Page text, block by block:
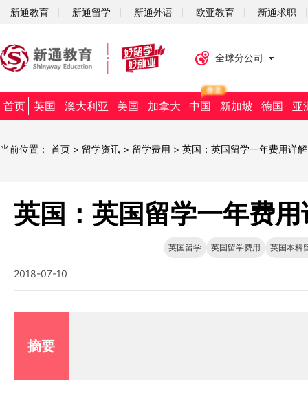
新通教育 新通留学 新通外语 欧亚教育 新通求职
全球分公司
首页 英国 澳大利亚 美国 加拿大 中国 新加坡 德国 亚
当前位置： 首页 > 留学资讯 > 留学费用 > 英国：英国留学一年费用详解
英国：英国留学一年费
英国留学 英国留学费用 英国本科
2018-07-10
摘要